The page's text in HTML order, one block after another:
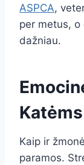
ASPCA,
per metus,
dažniau.
Katėms
Kaip ir
paramos.